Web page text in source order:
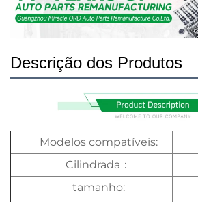
Descrição dos Produtos
Modelos compatíveis:
Cilindrada：
tamanho: